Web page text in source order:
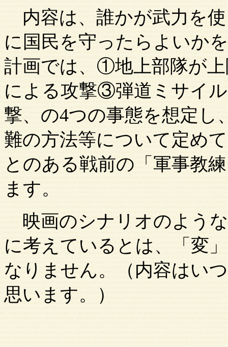
内容は、 誰かが武力を
に国民を守ったらよいか
計画では、①地上部隊が
による攻撃③弾道ミサイ
撃、の4つの事態を想定し
難の方法等について定め
とのある戦前の「軍事教
ます。
映画のシナリオのよう
に考えているとは、「変
なりません。（内容はい
思います。）